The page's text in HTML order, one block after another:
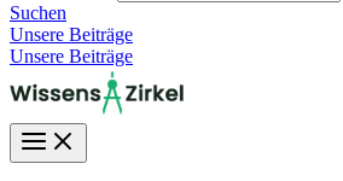
Suchen
Unsere Beiträge
Unsere Beiträge